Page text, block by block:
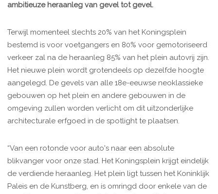
ambitieuze heraanleg van gevel tot gevel.
Terwijl momenteel slechts 20% van het Koningsplein
bestemd is voor voetgangers en 80% voor gemotoriseerd
verkeer zal na de heraanleg 85% van het plein autovrij zijn.
​Het nieuwe plein wordt grotendeels op dezelfde hoogte
aangelegd. De gevels van alle 18e-eeuwse neoklassieke
gebouwen op het plein en andere gebouwen in de
omgeving zullen worden verlicht om dit uitzonderlijke
architecturale erfgoed in de spotlight te plaatsen.
“Van een rotonde voor auto's naar een absolute
blikvanger voor onze stad. Het Koningsplein krijgt eindelijk
de verdiende heraanleg. Het plein ligt tussen het Koninklijk
Paleis en de Kunstberg, en is omringd door enkele van de